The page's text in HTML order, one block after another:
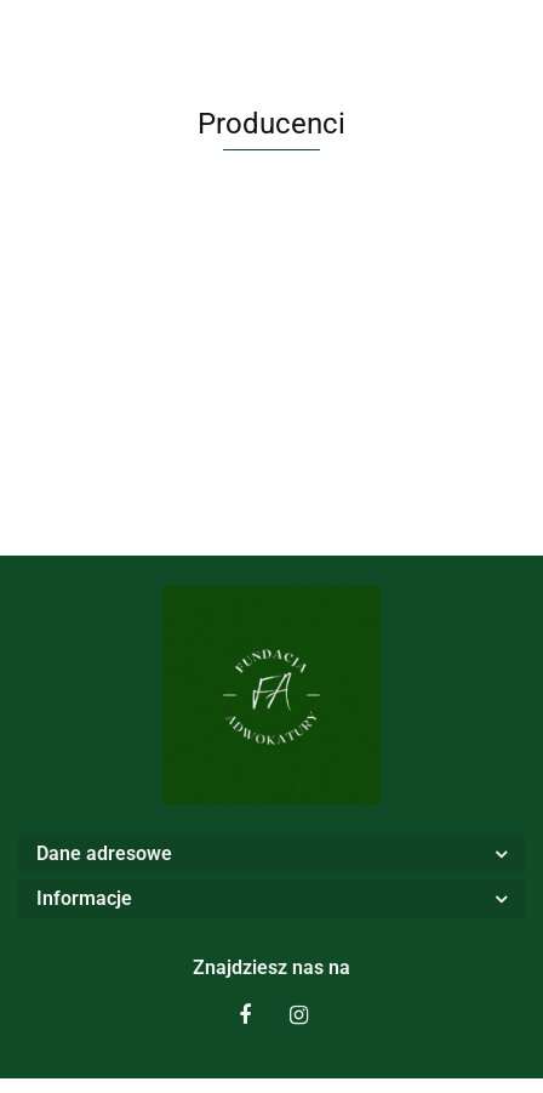
Producenci
Dane adresowe
Informacje
Znajdziesz nas na